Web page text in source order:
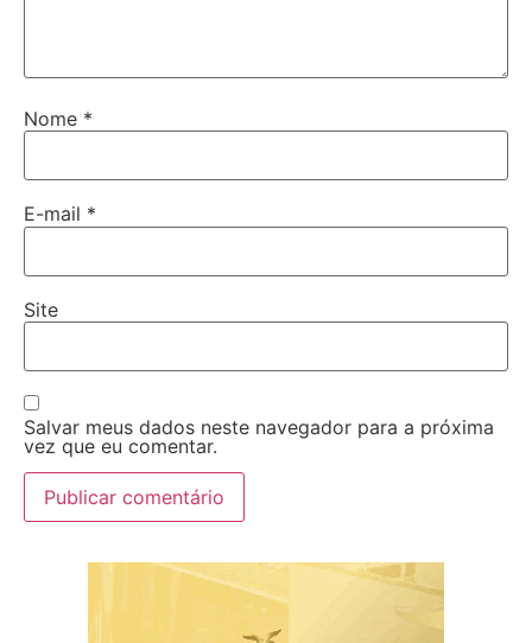
Nome *
E-mail *
Site
Salvar meus dados neste navegador para a próxima
vez que eu comentar.